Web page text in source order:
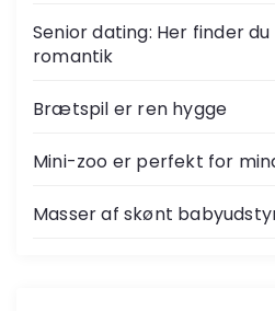
Senior dating: Her finder
romantik
Brætspil er ren hygge
Mini-zoo er perfekt for
Masser af skønt